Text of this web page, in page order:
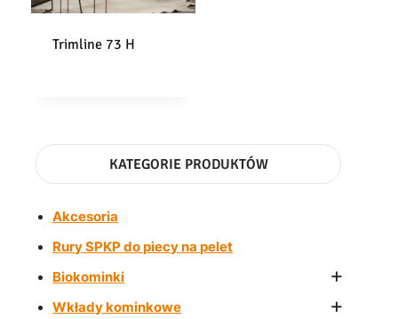
Trimline 73 H
KATEGORIE PRODUKTÓW
Akcesoria
Rury SPKP do piecy na pelet
+
Biokominki
+
Wkłady kominkowe